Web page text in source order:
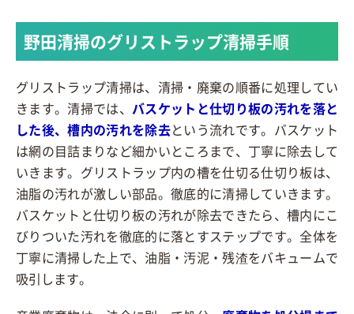
野田清掃のグリストラップ清掃手順
グリストラップ清掃は、清掃・廃棄の順番に処理してい
きます。清掃では、 バスケットと仕切り板の汚れを落と
した後、槽内の汚れを除去という流れです。バスケット
は網の目詰まりなど細かいところまで、丁寧に除去して
いきます。グリストラップ内の槽を仕切る仕切り板は、
油脂の汚れが激しい部品。徹底的に清掃していきます。
バスケットと仕切り板の汚れが除去できたら、槽内にこ
びりついた汚れを徹底的に落とすステップです。全体を
丁寧に清掃した上で、油脂・汚泥・残渣をバキュームで
吸引します。